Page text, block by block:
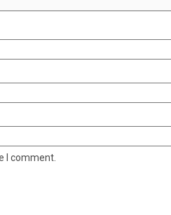
I comment.